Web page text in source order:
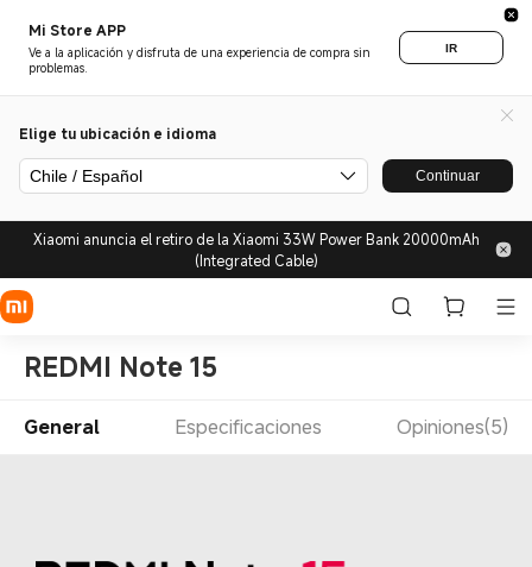
Mi Store APP
Ve a la aplicación y disfruta de una experiencia de compra sin
problemas.
IR
Elige tu ubicación e idioma
Chile / Español Continuar
Xiaomi anuncia el retiro de la Xiaomi 33W Power Bank 20000mAh
(Integrated Cable)
REDMI Note 15
General Especificaciones Opiniones(5)